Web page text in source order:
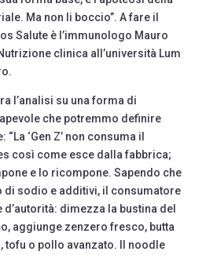
Ma non li boccio”. A fare il
Salute è l’immunologo Mauro
clinica all’università Lum
l’analisi su una forma di
che potremmo definire
‘Gen Z’ non consuma il
così come esce dalla fabbrica;
e lo ricompone. Sapendo che
di sodio e additivi, il consumatore
dimezza la bustina del
aggiunge zenzero fresco, butta
tofu o pollo avanzato. Il noodle